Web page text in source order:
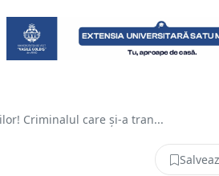
Criminalul care și-a tran...